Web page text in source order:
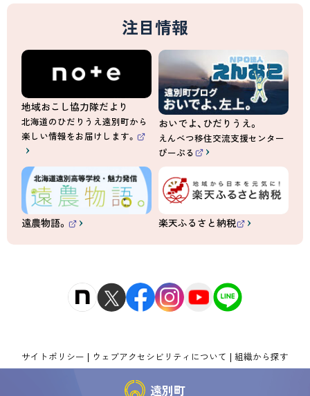
イ
）
注目情報
地域おこし協力隊だより
北海道のひだりうえ遠別町から
楽しい情報をお届けします。
部
サ
イ
）
おいでよ、ひだりうえ。
えんべつ移住交流支援センター
ぴーぷる
部
サ
イ
ト
）
遠農物語。
外
ト
）
楽天ふるさと納税
外
ト
）
サイトポリシー ウェブアクセシビリティについて 組織から探す
遠別町